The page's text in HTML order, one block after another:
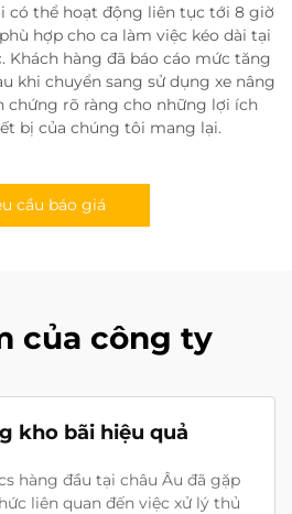
có thể hoạt động liên tục tới 8 giờ
hợp cho ca làm việc kéo dài tại
Khách hàng đã báo cáo mức tăng
khi chuyển sang sử dụng xe nâng
rõ ràng cho những lợi ích
bị của chúng tôi mang lại.
cầu báo giá
của công ty
kho bãi hiệu quả
hàng đầu tại châu Âu đã gặp
liên quan đến việc xử lý thủ